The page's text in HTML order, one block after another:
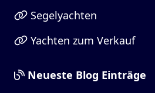
Segelyachten
Yachten zum Verkauf
Neueste Blog Einträge